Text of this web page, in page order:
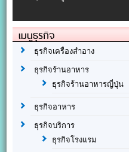
เมนูธุรกิจ
ธุรกิจเครื่องสำอาง
ธุรกิจร้านอาหาร
ธุรกิจร้านอาหารญี่ปุ่น
ธุรกิจอาหาร
ธุรกิจบริการ
ธุรกิจโรงแรม